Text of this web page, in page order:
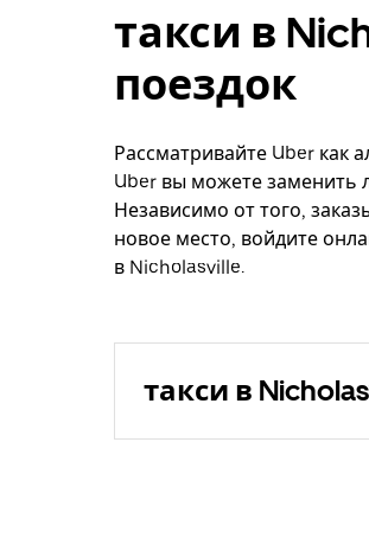
такси в
поездок
Рассматривайте Uber как
Uber вы можете заменить
Независимо от того,
новое место, войдите
в Nicholasville.
такси в